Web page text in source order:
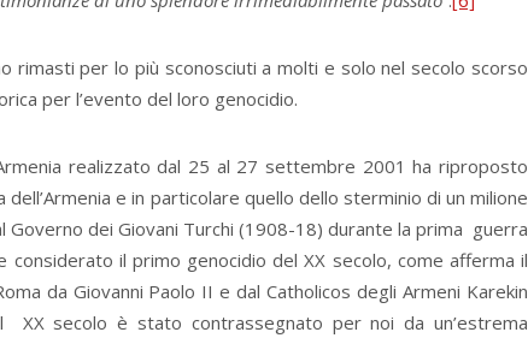
rimasti per lo più sconosciuti a molti e solo nel secolo scorso
per l’evento del loro genocidio.
realizzato dal 25 al 27 settembre 2001 ha riproposto
dell’Armenia e in particolare quello dello sterminio di un milione
dei Giovani Turchi (1908-18) durante la prima guerra
considerato il primo genocidio del XX secolo, come afferma il
da Giovanni Paolo II e dal Catholicos degli Armeni Karekin
XX secolo è stato contrassegnato per noi da un’estrema